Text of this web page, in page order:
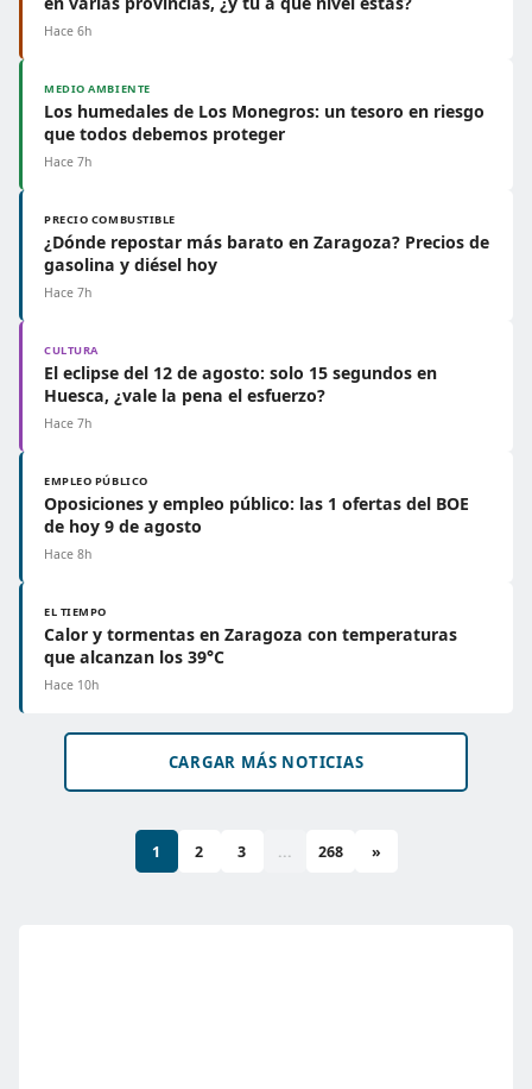
Hace 6h
MEDIO AMBIENTE
Los humedales de Los Monegros: un tesoro en riesgo
que todos debemos proteger
Hace 7h
PRECIO COMBUSTIBLE
¿Dónde repostar más barato en Zaragoza? Precios de
gasolina y diésel hoy
Hace 7h
CULTURA
El eclipse del 12 de agosto: solo 15 segundos en
Huesca, ¿vale la pena el esfuerzo?
Hace 7h
EMPLEO PÚBLICO
Oposiciones y empleo público: las 1 ofertas del BOE
de hoy 9 de agosto
Hace 8h
EL TIEMPO
Calor y tormentas en Zaragoza con temperaturas
que alcanzan los 39°C
Hace 10h
CARGAR MÁS NOTICIAS
1 2 3 ... 268 »